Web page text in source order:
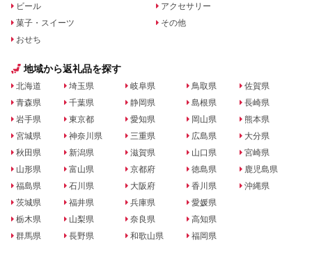
ビール
菓子・スイーツ
おせち
アクセサリー
その他
地域から返礼品を探す
北海道
青森県
岩手県
宮城県
秋田県
山形県
福島県
茨城県
栃木県
群馬県
埼玉県
千葉県
東京都
神奈川県
新潟県
富山県
石川県
福井県
山梨県
長野県
岐阜県
静岡県
愛知県
三重県
滋賀県
京都府
大阪府
兵庫県
奈良県
和歌山県
鳥取県
島根県
岡山県
広島県
山口県
徳島県
香川県
愛媛県
高知県
福岡県
佐賀県
長崎県
熊本県
大分県
宮崎県
鹿児島県
沖縄県